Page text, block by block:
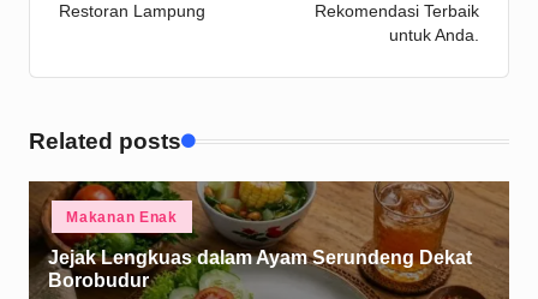
Restoran Lampung
Rekomendasi Terbaik
untuk Anda.
Related posts
Posted
Makanan Enak
Jejak Lengkuas dalam Ayam Serundeng Dekat
Borobudur